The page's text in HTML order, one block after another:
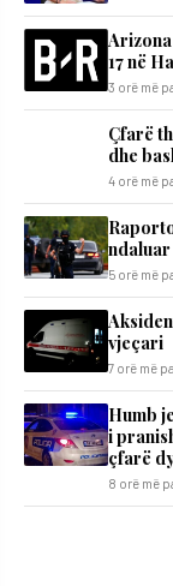
17 në
3 orë më
Çfarë
dhe
4 orë më
ndaluar
5 orë më
vjeçari
7 orë më
Humb
i
çfarë
8 orë më